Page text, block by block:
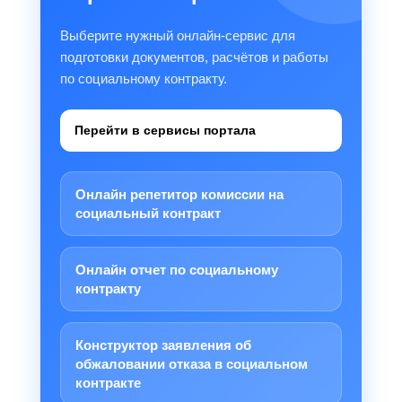
Выберите нужный онлайн-сервис для
подготовки документов, расчётов и работы
по социальному контракту.
Перейти в сервисы портала
Онлайн репетитор комиссии на
социальный контракт
Онлайн отчет по социальному
контракту
Конструктор заявления об
обжаловании отказа в социальном
контракте